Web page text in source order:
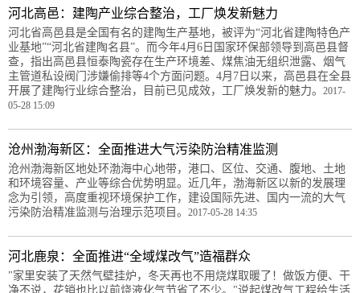
河北高邑：建陶产业综合整治，工厂焕发新魅力
河北省高邑县是全国有名的建陶生产基地，被评为“河北省建陶特色产
业基地”“河北省建陶名县”。而今年4月6日国家环保部领导到高邑县督
查，指出高邑县恒泰陶瓷存在生产环境差、煤焦油无组织泄露、烟气
主管道私设阀门涉嫌偷排等4个方面问题。4月7日以来，高邑县在全县
开展了建陶行业综合整治，目前已见成效，工厂焕发新的魅力。 2017-
05-28 15:09
沧州渤海新区：全面推进大气污染防治精准监测
沧州渤海新区地处环渤海中心地带，港口、区位、交通、腹地、土地
和环境容量、产业等综合优势明显。近几年，渤海新区以新的发展理
念为引领，高度重视环境保护工作，建设国际先进、国内一流的大气
污染防治精准监测与治理示范项目。 2017-05-28 14:35
河北鹿泉：全面推进“全域煤改气”造福群众
"家里安装了天然气壁挂炉，冬天再也不用烧煤取暖了！做饭方便、干
净不说，花销也比以前烧液化气节省了不少。"说起煤改气工程给生活